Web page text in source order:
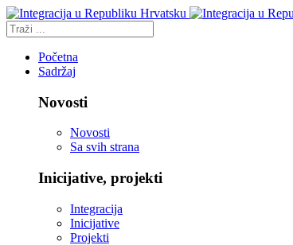
Početna
Sadržaj
Novosti
Novosti
Sa svih strana
Inicijative, projekti
Integracija
Inicijative
Projekti